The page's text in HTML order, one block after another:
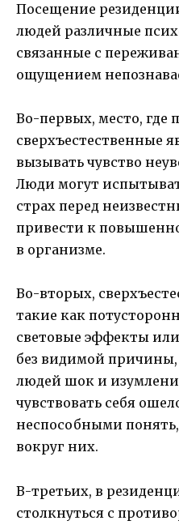
Посещение
людей различные
связанные с
ощущением
Во-первых, место, где
сверхъестественные
вызывать чувство
Люди могут
страх перед
привести к
в организме.
Во-вторых,
такие как
световые эффекты
без видимой причины,
людей шок и
чувствовать себя
неспособными
вокруг них.
В-третьих, в
столкнуться с